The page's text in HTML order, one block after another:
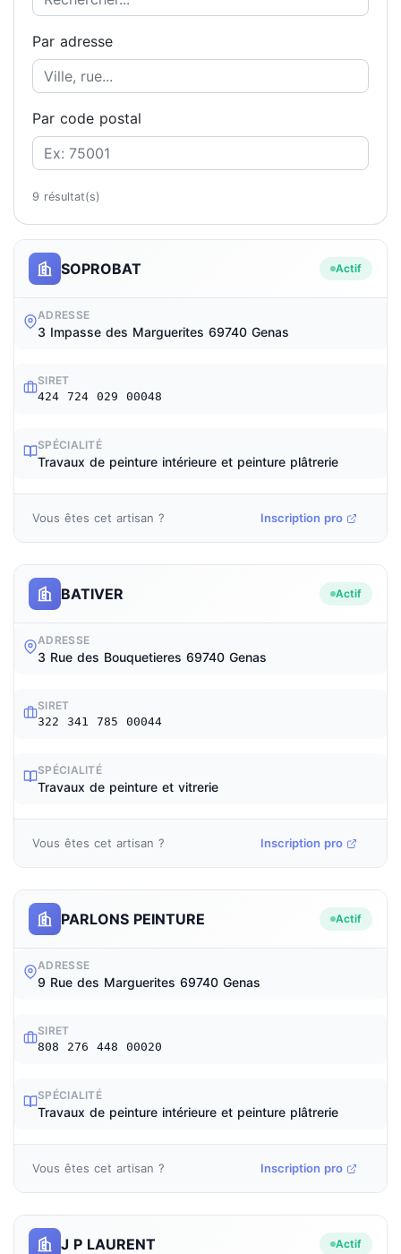
SOPROBAT Actif
ADRESSE
3 Impasse des Marguerites 69740 Genas
SIRET
424 724 029 00048
SPÉCIALITÉ
Travaux de peinture intérieure et peinture plâtrerie
Vous êtes cet artisan ? Inscription pro
BATIVER Actif
ADRESSE
3 Rue des Bouquetieres 69740 Genas
SIRET
322 341 785 00044
SPÉCIALITÉ
Travaux de peinture et vitrerie
Vous êtes cet artisan ? Inscription pro
PARLONS PEINTURE Actif
ADRESSE
9 Rue des Marguerites 69740 Genas
SIRET
808 276 448 00020
SPÉCIALITÉ
Travaux de peinture intérieure et peinture plâtrerie
Vous êtes cet artisan ? Inscription pro
J P LAURENT Actif
Par adresse
Par code postal
9 résultat(s)